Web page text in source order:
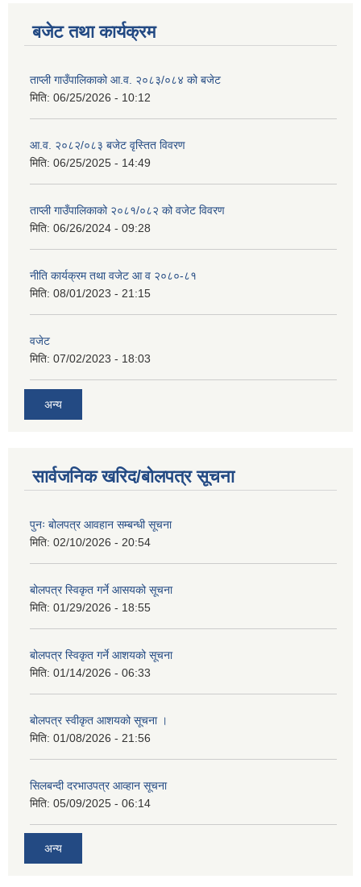
बजेट तथा कार्यक्रम
ताप्ली गाउँपालिकाको आ.व. २०८३/०८४ को बजेट
मिति: 06/25/2026 - 10:12
आ.व. २०८२/०८३ बजेट वृस्तित विवरण
मिति: 06/25/2025 - 14:49
ताप्ली गाउँपालिकाको २०८१/०८२ को वजेट विवरण
मिति: 06/26/2024 - 09:28
नीति कार्यक्रम तथा वजेट आ व २०८०-८१
मिति: 08/01/2023 - 21:15
वजेट
मिति: 07/02/2023 - 18:03
अन्य
सार्वजनिक खरिद/बोलपत्र सूचना
पुनः बोलपत्र आवहान सम्बन्धी सूचना
मिति: 02/10/2026 - 20:54
बोलपत्र स्विकृत गर्ने आसयको सूचना
मिति: 01/29/2026 - 18:55
बोलपत्र स्विकृत गर्ने आशयको सूचना
मिति: 01/14/2026 - 06:33
बोलपत्र स्वीकृत आशयको सूचना ।
मिति: 01/08/2026 - 21:56
सिलबन्दी दरभाउपत्र आव्हान सूचना
मिति: 05/09/2025 - 06:14
अन्य